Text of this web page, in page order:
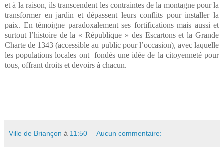
et à la raison, ils transcendent les contraintes de la montagne pour la
transformer en jardin et dépassent leurs conflits pour installer la
paix. En témoigne paradoxalement ses fortifications mais aussi et
surtout l’histoire de la « République » des Escartons et la Grande
Charte de 1343 (accessible au public pour l’occasion), avec laquelle
les populations locales ont fondés une idée de la citoyenneté pour
tous, offrant droits et devoirs à chacun.
Ville de Briançon à 11:50 Aucun commentaire: